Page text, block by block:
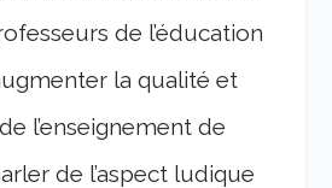
de l’éducation
la qualité et
l’enseignement de
de l’aspect ludique